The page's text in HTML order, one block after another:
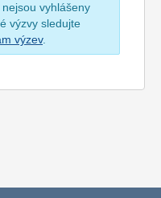
vyhlášeny
výzvy sledujte
výzev.